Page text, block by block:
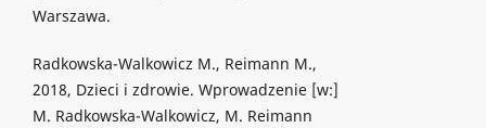
Warszawa.
Radkowska-Walkowicz M., Reimann M.,
2018, Dzieci i zdrowie. Wprowadzenie [w:]
M. Radkowska-Walkowicz, M. Reimann